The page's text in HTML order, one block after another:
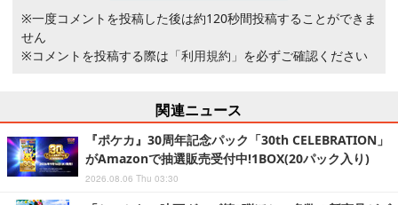
※一度コメントを投稿した後は約120秒間投稿することができま
せん
※コメントを投稿する際は 「利用規約」 を必ずご確認ください
関連ニュース
『ポケカ』30周年記念パック「30th CELEBRATION」
がAmazonで抽選販売受付中!1BOX(20パック入り)
2026.08.06 Thu 03:30